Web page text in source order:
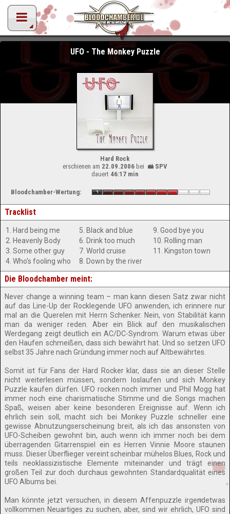
UFO - The Monkey Puzzle
Hard Rock
erschienen am 22.09.2006bei
SPV
dauert 46:17 min
Bloodchamber-Wertung:
Tracklist
1. Hard being me
2. Heavenly Body
3. Some other guy
4. Who's fooling who
5. Black and blue
6. Drink too much
7. World cruise
8. Down by the river
9. Good bye you
10. Rolling man
11. Kingston town
Die Bloodchamber meint:
Never change a winning team – man kann diesen Satz zwar nicht
auf das Line-Up der Rocklegende UFO anwenden, ich erinnere nur
mal an die Querelen mit Herrn Schenker. Nein, von Stabilität kann
man da weniger reden. Aber ein Blick auf den musikalischen
Werdegang zeigt deutlich ein AC/DC-Syndrom. Warum etwas über
den Haufen schmeißen, dass sich bewährt hat. Und so setzen UFO
selbst 35 Jahre nach Gründung immer noch auf Altbewährtes.
Somit ist für Fans der Hard Rocker klar, dass sie an dieser Stelle
nicht weiterlesen müssen, sondern loslaufen und sich Monkey
Puzzle kaufen dürfen. UFO rocken noch immer und Phil Mogg hat
immer noch eine charismatische Stimme und die Songs machen
Spaß, weisen aber keine besonderen Ereignisse auf. Wenn ich
ehrlich sein soll, macht sich bei Monkey Puzzle schneller eine
gewisse Abnutzungserscheinung breit, als ich das ansonsten von
UFO-Scheiben gewohnt bin, auch wenn ich immer noch bei dem
überragenden Gitarrenspiel ein es Herren Vinnie Moore staunen
muss. Dieser Überflieger vereint scheinbar mühelos Blues, Rock und
teils neoklassizistische Elemente miteinander und trägt einen
großen Teil zur doch durchaus gewohnten Standardqualität eines
UFO Albums bei.
Man könnte jetzt versuchen, in diesem Affenpuzzle irgendetwas
vollkommen Neuartiges zu suchen, aber, sind wir ehrlich, UFO sind